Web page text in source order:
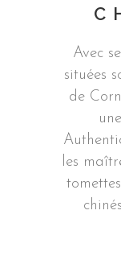
Avec
situées
de
les